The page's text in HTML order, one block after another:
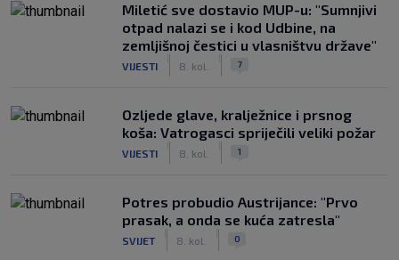
Miletić sve dostavio MUP-u: "Sumnjivi
otpad nalazi se i kod Udbine, na
zemljišnoj čestici u vlasništvu države"
VIJESTI 8. kol. 7
Ozljede glave, kralježnice i prsnog
koša: Vatrogasci spriječili veliki požar
VIJESTI 8. kol. 1
Potres probudio Austrijance: "Prvo
prasak, a onda se kuća zatresla"
SVIJET 8. kol. 0